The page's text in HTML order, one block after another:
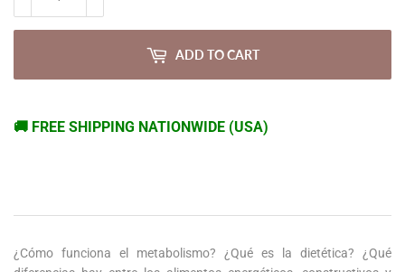
ADD TO CART
🚚 FREE SHIPPING NATIONWIDE (USA)
¿Cómo funciona el metabolismo? ¿Qué es la dietética? ¿Qué